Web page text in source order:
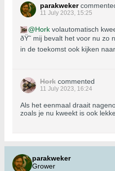
parakweker
11 July 2023, 15:25
Hork volautomatisch
ðŸ˜ mij bevalt het voor nu
in de toekomst ook kijken
Hork commented
11 July 2023, 16:24
Als het eenmaal draait
zoals je nu kweekt is ook
parakweker
Grower